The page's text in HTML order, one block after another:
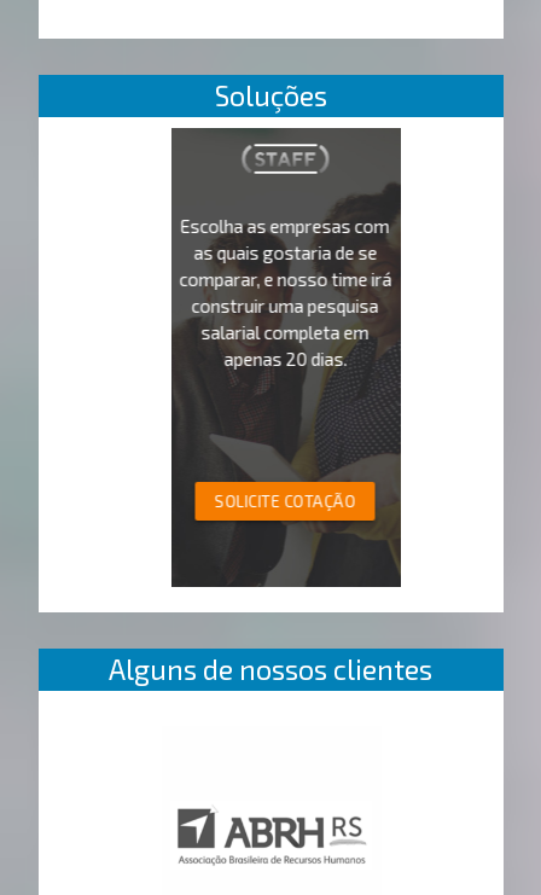
Soluções
Escolha as empresas com
as quais gostaria de se
comparar, e nosso time irá
construir uma pesquisa
salarial completa em
apenas 20 dias.
SOLICITE COTAÇÃO
Alguns de nossos clientes